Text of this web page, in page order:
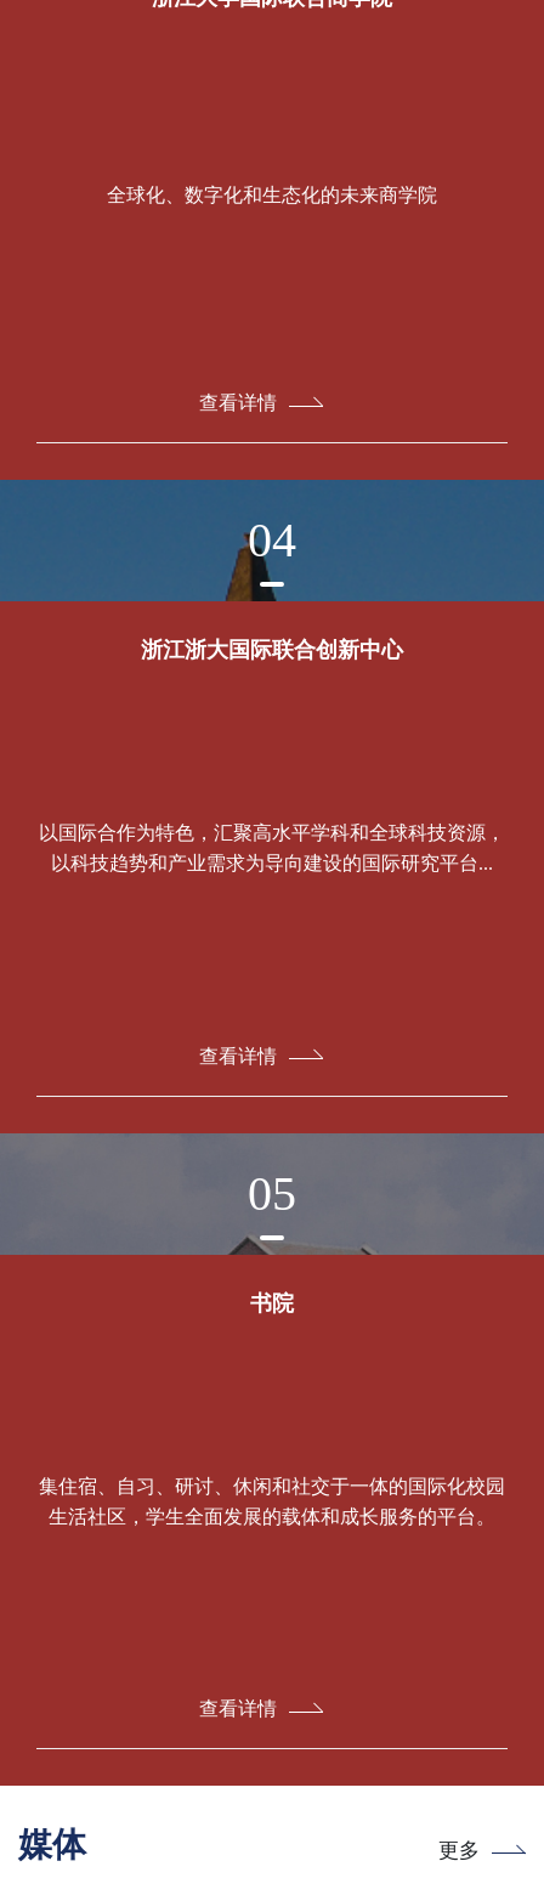
全球化、数字化和生态化的未来商学院
查看详情
04
浙江浙大国际联合创新中心
以国际合作为特色，汇聚高水平学科和全球科技资源，
以科技趋势和产业需求为导向建设的国际研究平台...
查看详情
05
书院
集住宿、自习、研讨、休闲和社交于一体的国际化校园
生活社区，学生全面发展的载体和成长服务的平台。
查看详情
媒体 更多